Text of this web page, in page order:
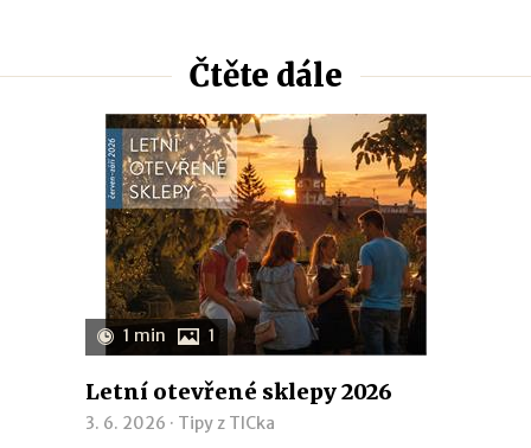
Čtěte dále
1 min 1
Letní otevřené sklepy 2026
3. 6. 2026 · Tipy z TICka